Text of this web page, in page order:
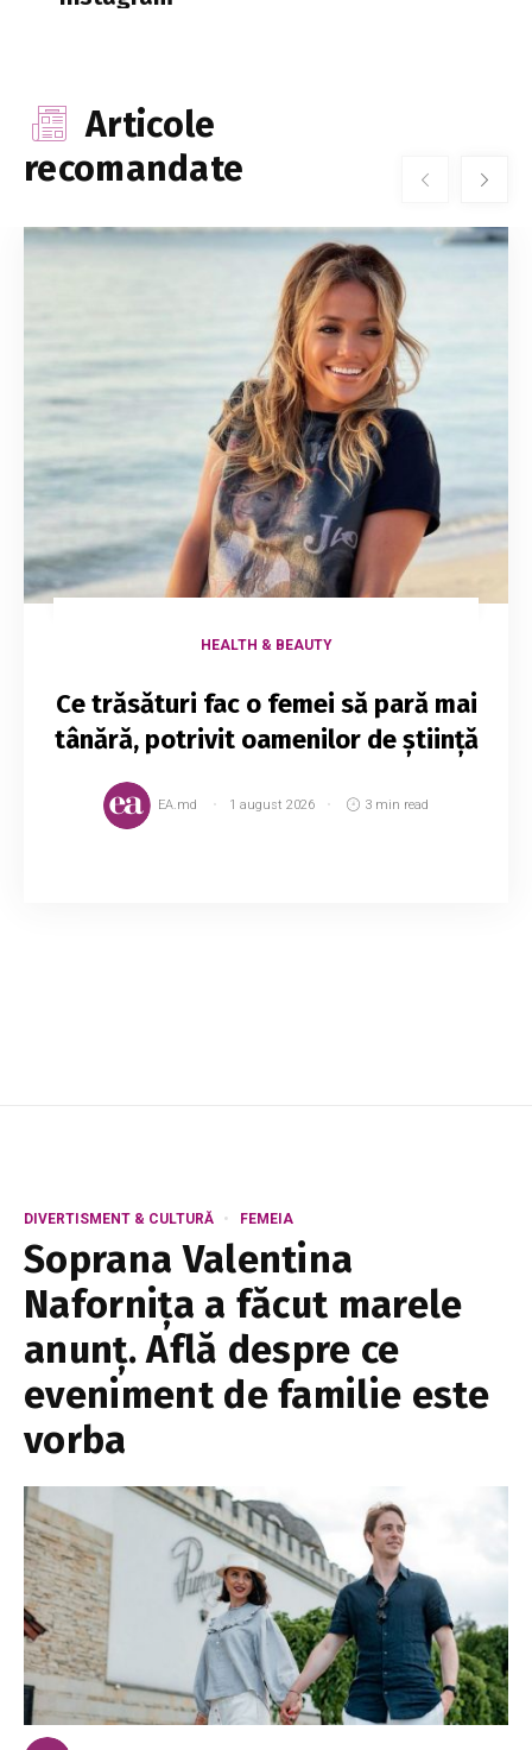
Articole
recomandate
HEALTH & BEAUTY
Ce trăsături fac o femei să pară mai
tânără, potrivit oamenilor de știință
EA.md 1 august 2026 3 min read
DIVERTISMENT & CULTURĂ FEMEIA
Soprana Valentina
Nafornița a făcut marele
anunț. Află despre ce
eveniment de familie este
vorba